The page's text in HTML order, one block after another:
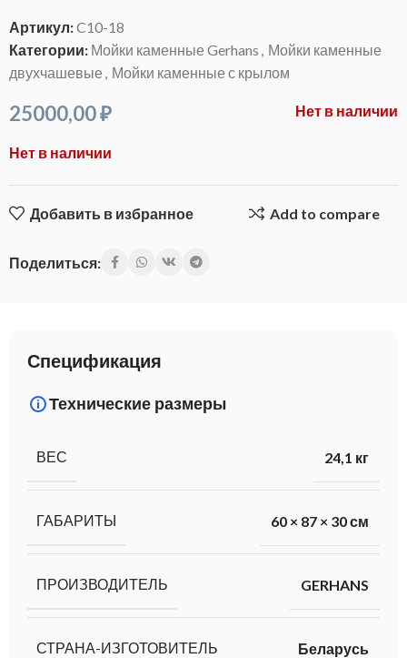
Артикул:C10-18
Категории: Мойки каменные Gerhans , Мойки каменные
двухчашевые , Мойки каменные с крылом
25000,00₽ Нет в наличии
Нет в наличии
Добавить в избранное Add to compare
Поделиться:
Спецификация
Технические размеры
ВЕС 24,1 кг
ГАБАРИТЫ 60 × 87 × 30 см
ПРОИЗВОДИТЕЛЬ GERHANS
СТРАНА-ИЗГОТОВИТЕЛЬ Беларусь